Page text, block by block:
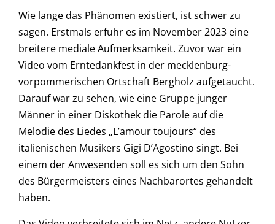
Wie lange das Phänomen existiert, ist schwer zu
sagen. Erstmals erfuhr es im November 2023 eine
breitere mediale Aufmerksamkeit. Zuvor war ein
Video vom Erntedankfest in der mecklenburg-
vorpommerischen Ortschaft Bergholz aufgetaucht.
Darauf war zu sehen, wie eine Gruppe junger
Männer in einer Diskothek die Parole auf die
Melodie des Liedes „L’amour toujours“ des
italienischen Musikers Gigi D’Agostino singt. Bei
einem der Anwesenden soll es sich um den Sohn
des Bürgermeisters eines Nachbarortes gehandelt
haben.